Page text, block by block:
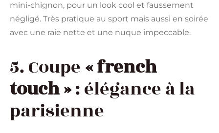
mini-chignon, pour un look cool et faussement
négligé. Très pratique au sport mais aussi en soirée
avec une raie nette et une nuque impeccable.
5. Coupe « french
touch »: élégance à la
parisienne